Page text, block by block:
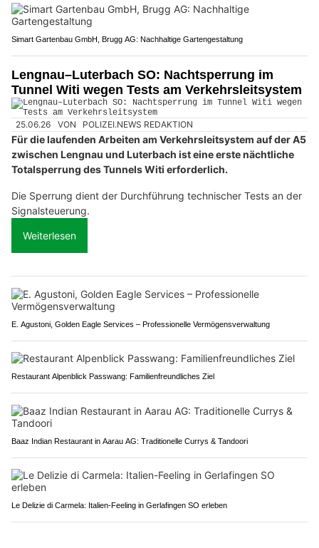
Simart Gartenbau GmbH, Brugg AG: Nachhaltige Gartengestaltung
Lengnau–Luterbach SO: Nachtsperrung im
Tunnel Witi wegen Tests am Verkehrsleitsystem
25.06.26 VON POLIZEI.NEWS REDAKTION
Für die laufenden Arbeiten am Verkehrsleitsystem auf der A5
zwischen Lengnau und Luterbach ist eine erste nächtliche
Totalsperrung des Tunnels Witi erforderlich.
Die Sperrung dient der Durchführung technischer Tests an der
Signalsteuerung.
Weiterlesen
E. Agustoni, Golden Eagle Services – Professionelle Vermögensverwaltung
Restaurant Alpenblick Passwang: Familienfreundliches Ziel
Baaz Indian Restaurant in Aarau AG: Traditionelle Currys & Tandoori
Le Delizie di Carmela: Italien-Feeling in Gerlafingen SO erleben